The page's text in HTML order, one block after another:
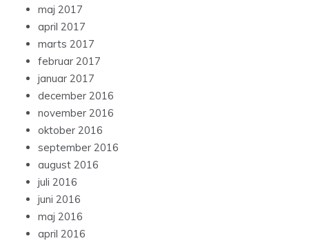
maj 2017
april 2017
marts 2017
februar 2017
januar 2017
december 2016
november 2016
oktober 2016
september 2016
august 2016
juli 2016
juni 2016
maj 2016
april 2016